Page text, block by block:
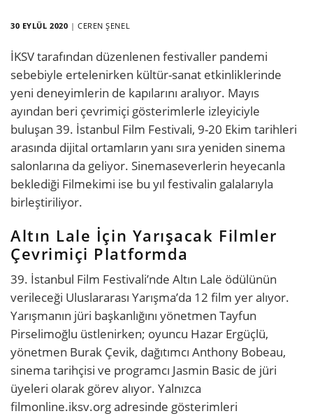
30 EYLÜL 2020 | CEREN ŞENEL
İKSV tarafından düzenlenen festivaller pandemi
sebebiyle ertelenirken kültür-sanat etkinliklerinde
yeni deneyimlerin de kapılarını aralıyor. Mayıs
ayından beri çevrimiçi gösterimlerle izleyiciyle
buluşan 39. İstanbul Film Festivali, 9-20 Ekim tarihleri
arasında dijital ortamların yanı sıra yeniden sinema
salonlarına da geliyor. Sinemaseverlerin heyecanla
beklediği Filmekimi ise bu yıl festivalin galalarıyla
birleştiriliyor.
Altın Lale İçin Yarışacak Filmler
Çevrimiçi Platformda
39. İstanbul Film Festivali’nde Altın Lale ödülünün
verileceği Uluslararası Yarışma’da 12 film yer alıyor.
Yarışmanın jüri başkanlığını yönetmen Tayfun
Pirselimoğlu üstlenirken; oyuncu Hazar Ergüçlü,
yönetmen Burak Çevik, dağıtımcı Anthony Bobeau,
sinema tarihçisi ve programcı Jasmin Basic de jüri
üyeleri olarak görev alıyor. Yalnızca
filmonline.iksv.org adresinde gösterimleri